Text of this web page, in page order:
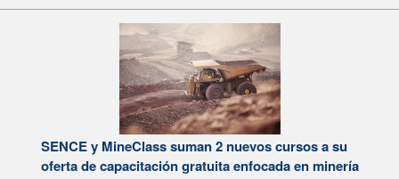
SENCE y MineClass suman 2 nuevos cursos a su
oferta de capacitación gratuita enfocada en minería